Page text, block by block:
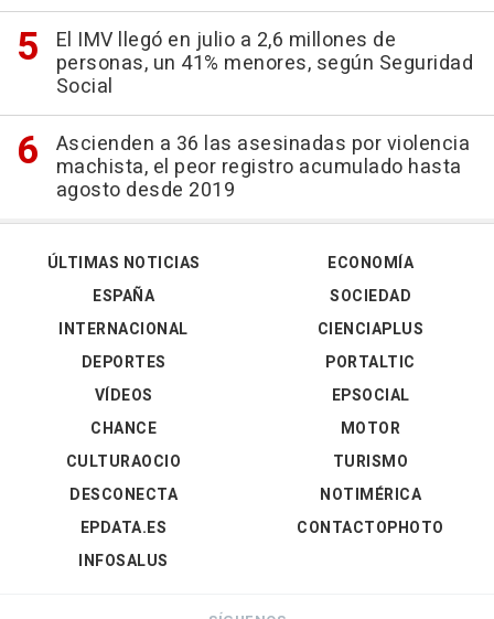
El IMV llegó en julio a 2,6 millones de
personas, un 41% menores, según Seguridad
Social
Ascienden a 36 las asesinadas por violencia
machista, el peor registro acumulado hasta
agosto desde 2019
ÚLTIMAS NOTICIAS
ESPAÑA
INTERNACIONAL
DEPORTES
VÍDEOS
ECONOMÍA
SOCIEDAD
CIENCIAPLUS
PORTALTIC
EPSOCIAL
CHANCE
CULTURAOCIO
DESCONECTA
EPDATA.ES
INFOSALUS
MOTOR
TURISMO
NOTIMÉRICA
CONTACTOPHOTO